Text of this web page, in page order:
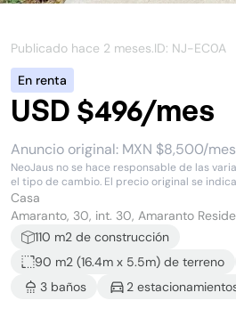
Publicado hace 2 meses.ID: NJ-EC0A
En renta
USD $496/mes
Anuncio original: MXN $8,500/mes
NeoJaus no se hace responsable de las
el tipo de cambio. El precio original se
Casa
Amaranto, 30, int. 30, Amaranto
110 m2 de construcción
90 m2 (16.4m x 5.5m) de terreno
3 baños 2 estacionamiento